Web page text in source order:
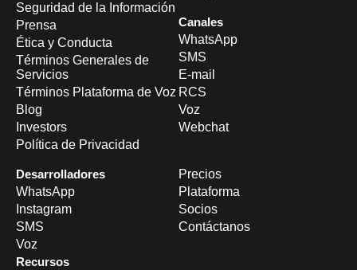
Seguridad de la Información
Prensa
Ética y Conducta
Términos Generales de
Servicios
Términos Plataforma de Voz
Blog
Investors
Política de Privacidad
Canales
WhatsApp
SMS
E-mail
RCS
Voz
Webchat
Desarrolladores
WhatsApp
Instagram
SMS
Voz
Recursos
Precios
Plataforma
Socios
Contáctanos